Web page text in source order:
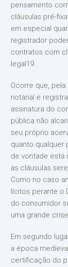
pensamento
cláusulas pré-
em especial
registrador
contratos com
legal19.
Ocorre que,
notarial e
assinatura do
pública não
seu próprio
quanto qualquer
de vontade está
as cláusulas
Como no caso
lícitos perante o
do consumidor
uma grande
Em segundo
a época
certificação do